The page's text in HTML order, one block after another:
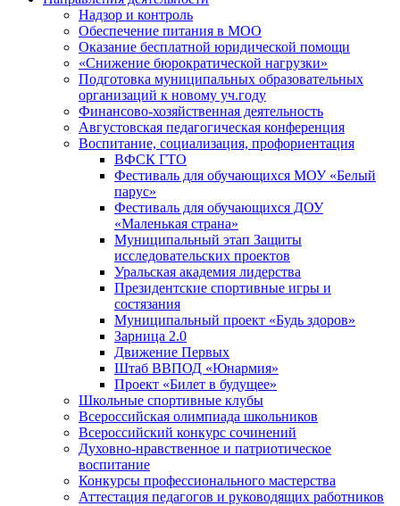
Надзор и контроль
Обеспечение питания в МОО
Оказание бесплатной юридической помощи
«Снижение бюрократической нагрузки»
Подготовка муниципальных образовательных
организаций к новому уч.году
Финансово-хозяйственная деятельность
Августовская педагогическая конференция
Воспитание, социализация, профориентация
ВФСК ГТО
Фестиваль для обучающихся МОУ «Белый
парус»
Фестиваль для обучающихся ДОУ
«Маленькая страна»
Муниципальный этап Защиты
исследовательских проектов
Уральская академия лидерства
Президентские спортивные игры и
состязания
Муниципальный проект «Будь здоров»
Зарница 2.0
Движение Первых
Штаб ВВПОД «Юнармия»
Проект «Билет в будущее»
Школьные спортивные клубы
Всероссийская олимпиада школьников
Всероссийский конкурс сочинений
Духовно-нравственное и патриотическое
воспитание
Конкурсы профессионального мастерства
Аттестация педагогов и руководящих работников